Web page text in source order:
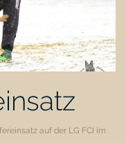
auf der LG FCI im